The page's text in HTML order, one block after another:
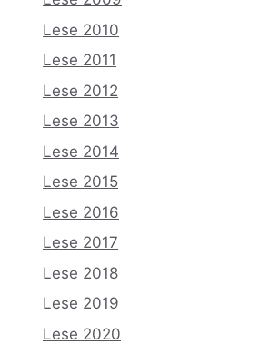
Lese 2010
Lese 2011
Lese 2012
Lese 2013
Lese 2014
Lese 2015
Lese 2016
Lese 2017
Lese 2018
Lese 2019
Lese 2020